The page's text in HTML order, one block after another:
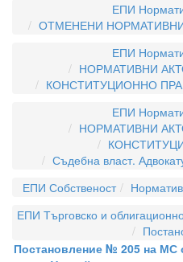
ЕПИ
ОТМЕНЕНИ
ЕПИ
НОРМАТИВНИ
КОНСТИТУЦИОННО
ЕПИ
НОРМАТИВНИ
Съдебна власт.
ЕПИ Собственост
ЕПИ Търговско и
Постановление № 205 на МС